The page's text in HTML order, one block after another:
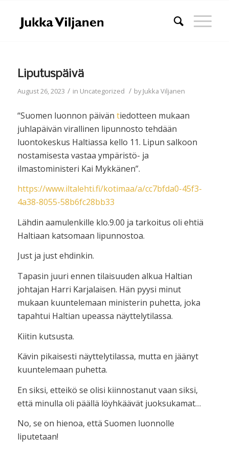
Liputuspäivä
August 26, 2023 / in Uncategorized / byJukka Viljanen
“Suomen luonnon päivän tiedotteen mukaan
juhlapäivän virallinen lipunnosto tehdään
luontokeskus Haltiassa kello 11. Lipun salkoon
nostamisesta vastaa ympäristö- ja
ilmastoministeri Kai Mykkänen”.
https://www.iltalehti.fi/kotimaa/a/cc7bfda0-45f3-
4a38-8055-58b6fc28bb33
Lähdin aamulenkille klo.9.00 ja tarkoitus oli ehtiä
Haltiaan katsomaan lipunnostoa.
Just ja just ehdinkin.
Tapasin juuri ennen tilaisuuden alkua Haltian
johtajan Harri Karjalaisen. Hän pyysi minut
mukaan kuuntelemaan ministerin puhetta, joka
tapahtui Haltian upeassa näyttelytilassa.
Kiitin kutsusta.
Kävin pikaisesti näyttelytilassa, mutta en jäänyt
kuuntelemaan puhetta.
En siksi, etteikö se olisi kiinnostanut vaan siksi,
että minulla oli päällä löyhkäävät juoksukamat…
No, se on hienoa, että Suomen luonnolle
liputetaan!